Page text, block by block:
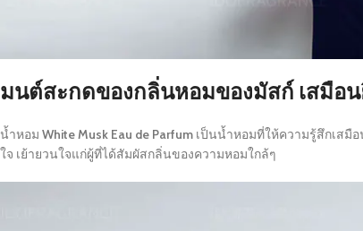
มนต์สะกดของกลิ่นหอมของมัสก์ เสมือ
น้ำหอม White Musk Eau de Parfum เป็นน้ำหอมที่ให้ความรู้สึกเสมื
ใจ เย้ายวนใจแก่ผู้ที่ได้สัมผัสกลิ่นของความหอมใกล้ๆ